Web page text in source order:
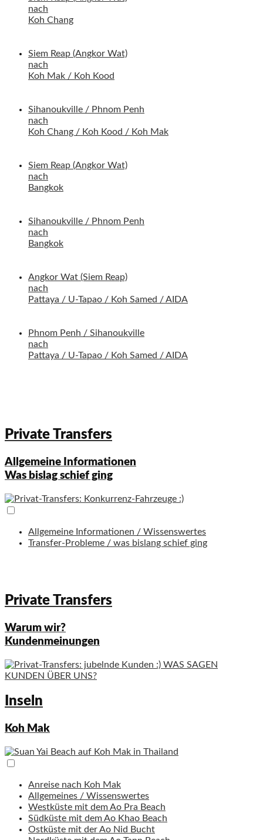
nach
Koh Chang
Siem Reap (Angkor Wat)
nach
Koh Mak / Koh Kood
Sihanoukville / Phnom Penh
nach
Koh Chang / Koh Kood / Koh Mak
Siem Reap (Angkor Wat)
nach
Bangkok
Sihanoukville / Phnom Penh
nach
Bangkok
Angkor Wat (Siem Reap)
nach
Pattaya / U-Tapao / Koh Samed / AIDA
Phnom Penh / Sihanoukville
nach
Pattaya / U-Tapao / Koh Samed / AIDA
Private Transfers
Allgemeine Informationen
Was bislag schief ging
Allgemeine Informationen / Wissenswertes
Transfer-Probleme / was bislang schief ging
Private Transfers
Warum wir?
Kundenmeinungen
WAS SAGEN
KUNDEN ÜBER UNS?
Inseln
Koh Mak
Anreise nach Koh Mak
Allgemeines / Wissenswertes
Westküste mit dem Ao Pra Beach
Südküste mit dem Ao Khao Beach
Ostküste mit der Ao Nid Bucht